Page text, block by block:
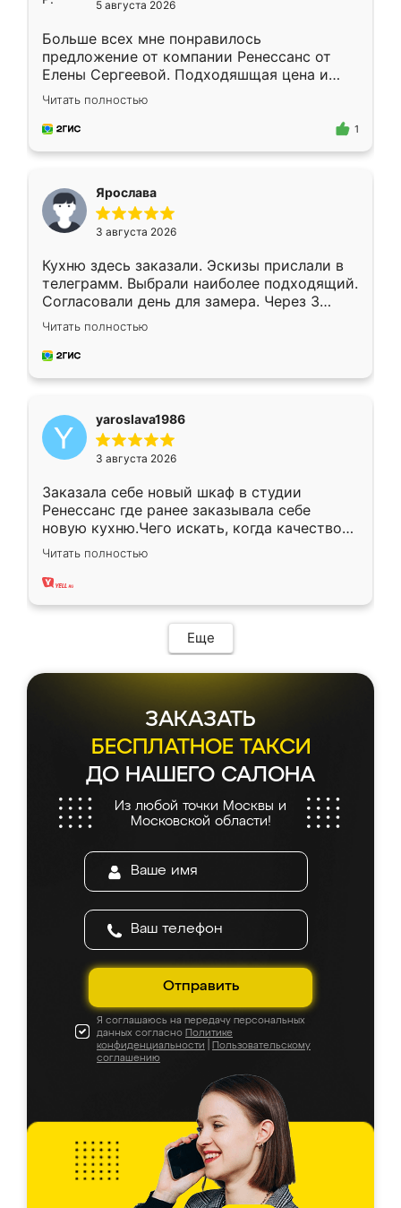
5 августа 2026
Больше всех мне понравилось
предложение от компании Ренессанс от
Елены Сергеевой. Подходяшщая цена и
короткие сроки изготовления. Приехавший
для замера сотрудник Владислав
предложил по моему эскизу самый
Читать полностью
1
Ярослава
3 августа 2026
Кухню здесь заказали. Эскизы прислали в
телеграмм. Выбрали наиболее подходящий.
Согласовали день для замера. Через 3
недели кухня была уже готова. Остались
довольны работой. Спасибо Ренессанс
мебель за качественную работу!
Читать полностью
yaroslava1986
3 августа 2026
Заказала себе новый шкаф в студии
Ренессанс где ранее заказывала себе
новую кухню.Чего искать, когда качеством
вполне довольна. Служит кухня уже почти
два года, нареканий нет.
Читать полностью
Еще
ЗАКАЗАТЬ
БЕСПЛАТНОЕ ТАКСИ
ДО НАШЕГО САЛОНА
Из любой точки Москвы и
Московской области!
Отправить
Я соглашаюсь на передачу персональных
данных согласно Политике
конфиденциальности
Пользовательскому
соглашению